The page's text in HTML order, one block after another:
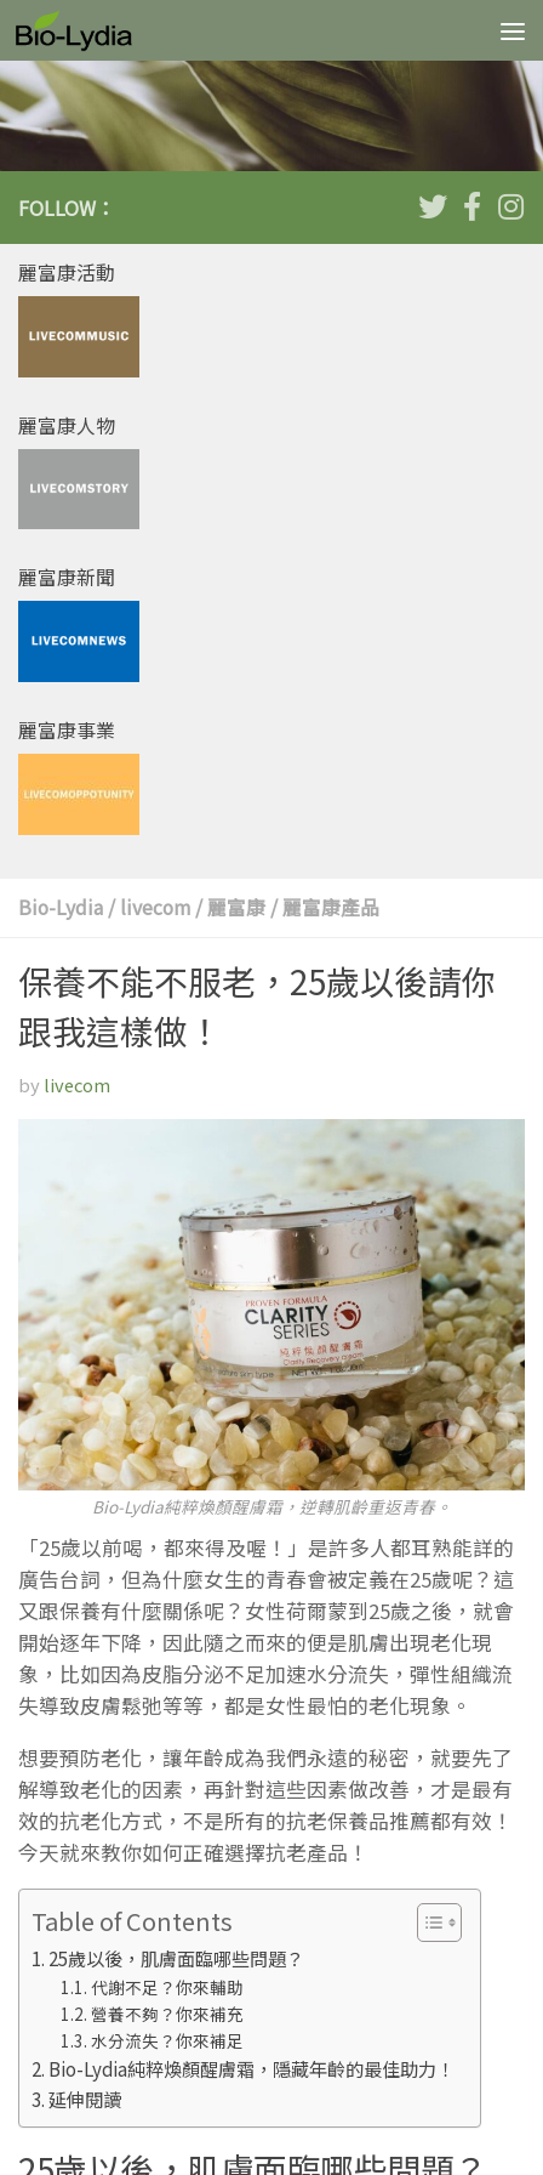
Skip to content
Bio-Lydia / livecom /麗富康 /麗富康產品
保養不能不服老，25歲以後請你
跟我這樣做！
bylivecom
Bio-Lydia純粹煥顏醒膚霜，逆轉肌齡重返青春。
「25歲以前喝，都來得及喔！」是許多人都耳熟能詳的
廣告台詞，但為什麼女生的青春會被定義在25歲呢？這
又跟保養有什麼關係呢？女性荷爾蒙到25歲之後，就會
開始逐年下降，因此隨之而來的便是肌膚出現老化現
象，比如因為皮脂分泌不足加速水分流失，彈性組織流
失導致皮膚鬆弛等等，都是女性最怕的老化現象。
想要預防老化，讓年齡成為我們永遠的秘密，就要先了
解導致老化的因素，再針對這些因素做改善，才是最有
效的抗老化方式，不是所有的抗老保養品推薦都有效！
今天就來教你如何正確選擇抗老產品！
Table of Contents
25歲以後，肌膚面臨哪些問題？
代謝不足？你來輔助
營養不夠？你來補充
水分流失？你來補足
Bio-Lydia純粹煥顏醒膚霜，隱藏年齡的最佳助力！
延伸閱讀
FOLLOW：
麗富康活動
麗富康人物
麗富康新聞
麗富康事業